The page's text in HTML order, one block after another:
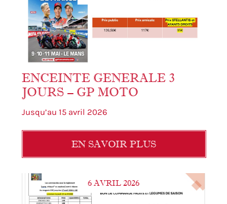
ENCEINTE GENERALE 3
JOURS – GP MOTO
Jusqu’au 15 avril 2026
EN SAVOIR PLUS
6 AVRIL 2026